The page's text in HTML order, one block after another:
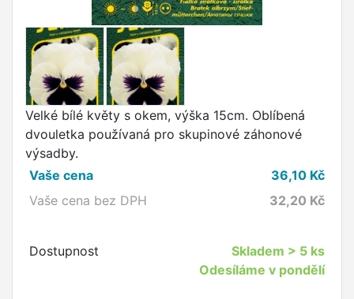
Velké bílé květy s okem, výška 15cm. Oblíbená
dvouletka používaná pro skupinové záhonové
výsadby.
Vaše cena
36,10 Kč
Vaše cena bez DPH
32,20 Kč
Dostupnost Skladem > 5 ks
Odesíláme v pondělí